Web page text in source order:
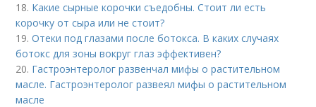
18. Какие сырные корочки съедобны. Стоит ли есть
корочку от сыра или не стоит?
19.Отеки под глазами после ботокса. В каких случаях
ботокс для зоны вокруг глаз эффективен?
20. Гастроэнтеролог развенчал мифы о растительном
масле. Гастроэнтеролог развеял мифы о растительном
масле